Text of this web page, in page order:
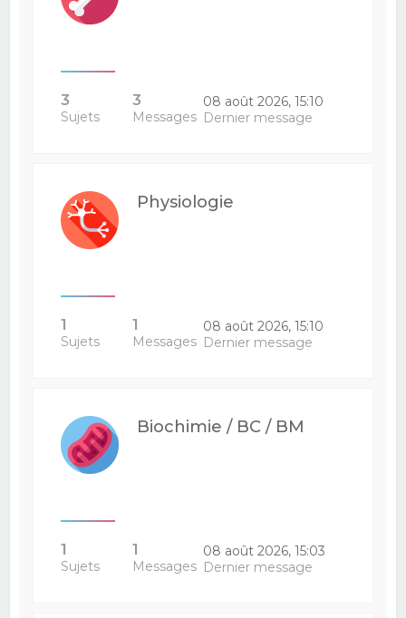
3
Sujets
3
Messages
08 août 2026, 15:10
Dernier message
Physiologie
1
Sujets
1
Messages
08 août 2026, 15:10
Dernier message
Biochimie / BC / BM
1
Sujets
1
Messages
08 août 2026, 15:03
Dernier message